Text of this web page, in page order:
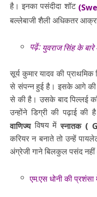
है। इनका पसंदीदा शॉट
बल्लेबाजी शैली अधिकतर
पढ़ें: युवराज सिंह के
सूर्य कुमार यादव की प्राथमिक
से संपन्न हुई है। इसके आगे की
से की है। उसके बाद पिल्लई
उन्होंने डिग्री की पढ़ाई की
वाणिज्यविषय मेंस्नातक (
करियर न बनाते तो उन्हें
अंग्रेजी गाने बिलकुल पसंद
एम.एस धोनी की